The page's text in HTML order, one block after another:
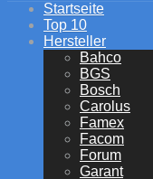
Startseite
Top 10
Hersteller
Bahco
BGS
Bosch
Carolus
Famex
Facom
Forum
Garant